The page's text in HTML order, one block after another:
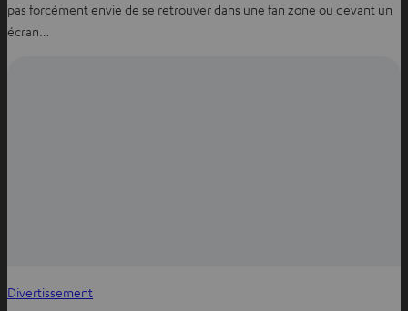
pas forcément envie de se retrouver dans une fan zone ou devant un
écran…
Divertissement